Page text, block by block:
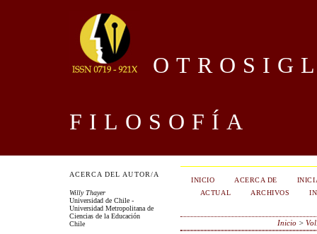
FILOSOFÍA
ACERCA DEL AUTOR/A
Willy Thayer
Universidad de Chile -
Universidad Metropolitana de
Ciencias de la Educación
Chile
INICIO ACERCA DE
ACTUAL
ARCHIVOS
Inicio>